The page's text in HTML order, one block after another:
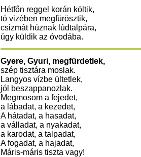
Hétfőn reggel korán költik,
tó vizében megfürösztik,
csizmát húznak lúdtalpára,
úgy küldik az óvodába.
Gyere, Gyuri, megfürdetlek,
szép tisztára moslak.
Langyos vízbe ültetlek,
jól beszappanozlak.
Megmosom a fejedet,
a lábadat, a kezedet,
A hátadat, a hasadat,
a válladat, a nyakadat,
a karodat, a talpadat,
A fogadat, a hajadat,
Máris-máris tiszta vagy!